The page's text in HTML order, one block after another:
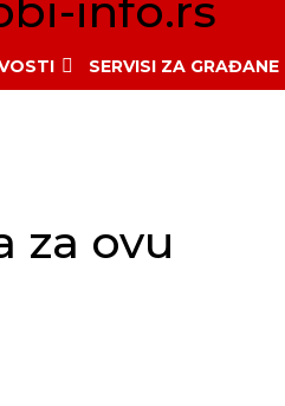
SERVISI ZA GRAĐANE
za ovu